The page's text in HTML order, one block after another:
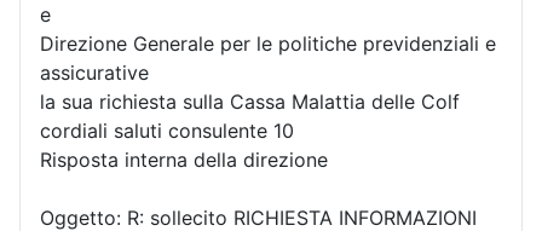
e
Direzione Generale per le politiche previdenziali e
assicurative
la sua richiesta sulla Cassa Malattia delle Colf
cordiali saluti consulente 10
Risposta interna della direzione
Oggetto: R: sollecito RICHIESTA INFORMAZIONI